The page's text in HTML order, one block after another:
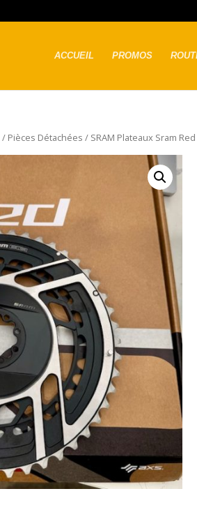
ACCUEIL PROMOS
/ Pièces Détachées / SRAM Plateaux Sram